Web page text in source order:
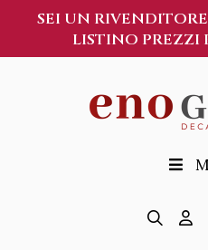
SEI UN
LISTINO PREZZI